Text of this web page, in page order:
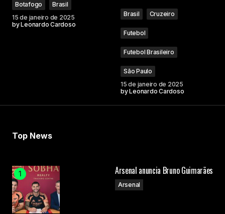
Botafogo
Brasil
15 de janeiro de 2025
byLeonardo Cardoso
Brasil Cruzeiro
Futebol
Futebol Brasileiro
São Paulo
15 de janeiro de 2025
byLeonardo Cardoso
Top News
Arsenal anuncia Bruno Guimarães
Arsenal